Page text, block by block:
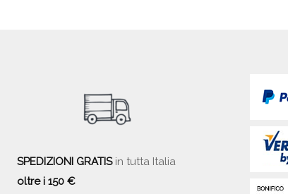
SPEDIZIONI GRATISin tutta Italia
oltre i 150 €